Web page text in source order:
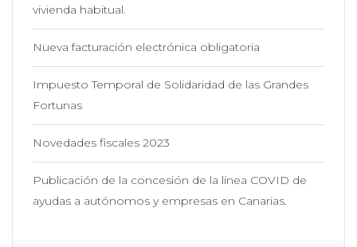
vivienda habitual.
Nueva facturación electrónica obligatoria
Impuesto Temporal de Solidaridad de las Grandes
Fortunas
Novedades fiscales 2023
Publicación de la concesión de la línea COVID de
ayudas a autónomos y empresas en Canarias.